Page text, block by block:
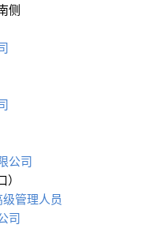
侧
公司
）
级管理人员
司